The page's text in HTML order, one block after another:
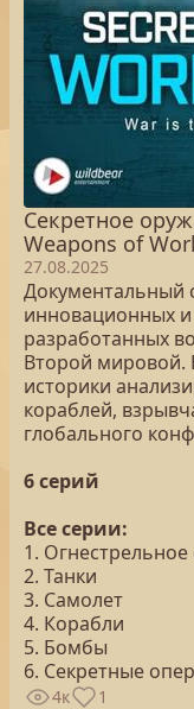
Секретное
Weapons of
27.08.2025
Документальный
инновационных и
разработанных
Второй мировой.
историки
кораблей,
глобального
6 серий
Все серии:
1.
2. Танки
3. Самолет
4. Корабли
5. Бомбы
6. Секретные
4к 1